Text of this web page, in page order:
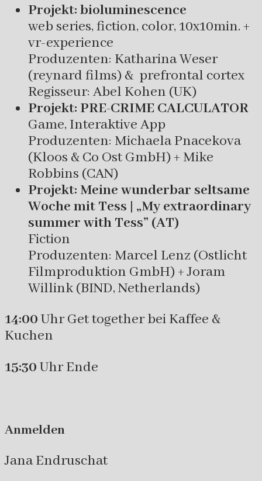
Projekt: bioluminescence
web series, fiction, color, 10x10min. +
vr-experience
Produzenten: Katharina Weser
(reynard films) & prefrontal cortex
Regisseur: Abel Kohen (UK)
Projekt: PRE-CRIME CALCULATOR
Game, Interaktive App
Produzenten: Michaela Pnacekova
(Kloos & Co Ost GmbH) + Mike
Robbins (CAN)
Projekt: Meine wunderbar seltsame
Woche mit Tess | „My extraordinary
summer with Tess” (AT)
Fiction
Produzenten: Marcel Lenz (Ostlicht
Filmproduktion GmbH) + Joram
Willink (BIND, Netherlands)
14:00Uhr Get together bei Kaffee &
Kuchen
15:30Uhr Ende
Anmelden
Jana Endruschat